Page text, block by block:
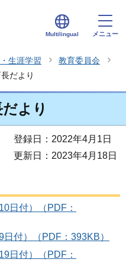
Multilingual メニュー
生涯学習
教育委員会
だより
より
登録日：2022年4月1日
更新日：2023年4月18日
日付）（PDF：
付）（PDF：393KB）
日付）（PDF：